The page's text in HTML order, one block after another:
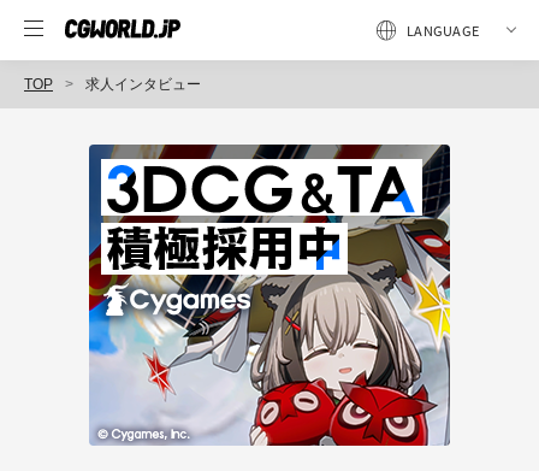
TOP 求人インタビュー